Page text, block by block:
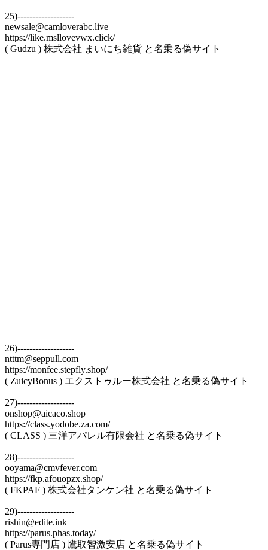
25)-------------------
newsale@camloverabc.live
https://like.msllovevwx.click/
( Gudzu ) 株式会社 まいにち雑貨 と名乗る偽サイト
26)-------------------
ntttm@seppull.com
https://monfee.stepfly.shop/
( ZuicyBonus ) エクストゥルー株式会社 と名乗る偽サイト
27)-------------------
onshop@aicaco.shop
https://class.yodobe.za.com/
( CLASS ) 三洋アパレル有限会社 と名乗る偽サイト
28)-------------------
ooyama@cmvfever.com
https://fkp.afouopzx.shop/
( FKPAF ) 株式会社タンケン社 と名乗る偽サイト
29)-------------------
rishin@edite.ink
https://parus.phas.today/
( Parus専門店 ) 鷹取智激安店 と名乗る偽サイト